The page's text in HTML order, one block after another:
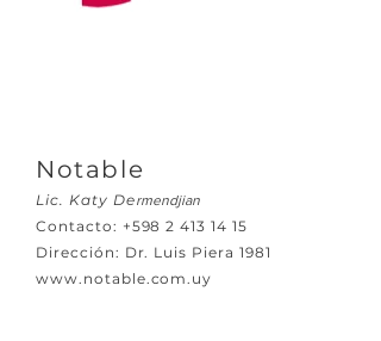
Notable
Lic. Katy Dermendjian
Contacto: +598 2 413 14 15
Dirección: Dr. Luis Piera 1981
www.notable.com.uy